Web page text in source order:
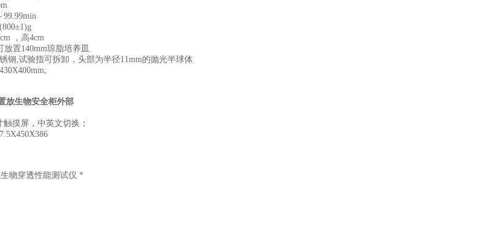
99.99min
，高4cm
置140mm琼脂培养皿
钢,试验指可拆卸，头部为半径11mm的抛光半球体
放生物安全柜外部
摸屏，中英文切换；